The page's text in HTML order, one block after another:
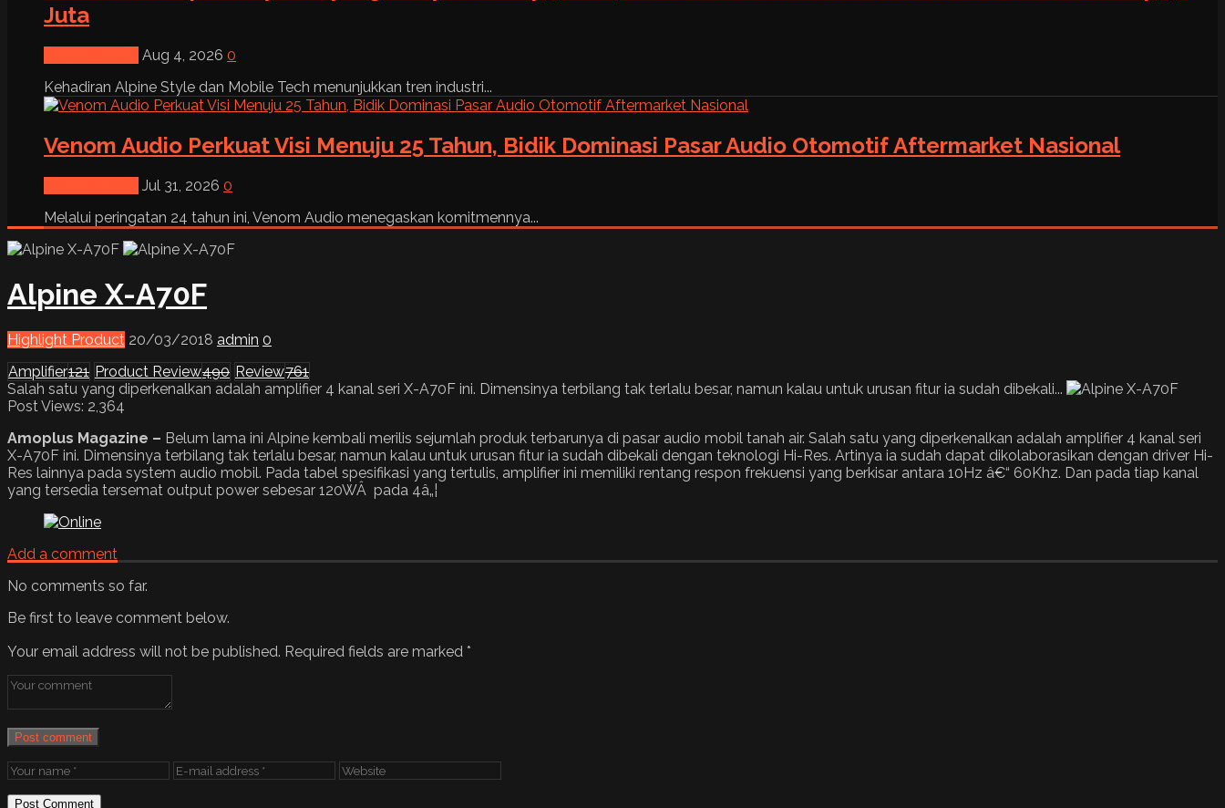
Juta
Aug 4, 2026 0
Kehadiran Alpine Style dan Mobile Tech menunjukkan tren industri...
Venom Audio Perkuat Visi Menuju 25 Tahun, Bidik Dominasi Pasar Audio Otomotif Aftermarket Nasional
Jul 31, 2026 0
Melalui peringatan 24 tahun ini, Venom Audio menegaskan komitmennya...
Alpine X-A70F
Highlight Product 20/03/2018 admin 0
Amplifier121 Product Review490 Review761
Salah satu yang diperkenalkan adalah amplifier 4 kanal seri X-A70F ini. Dimensinya terbilang tak terlalu besar, namun kalau untuk urusan fitur ia sudah dibekali...
Post Views: 2,364
Amoplus Magazine – Belum lama ini Alpine kembali merilis sejumlah produk terbarunya di pasar audio mobil tanah air. Salah satu yang diperkenalkan adalah amplifier 4 kanal seri
X-A70F ini. Dimensinya terbilang tak terlalu besar, namun kalau untuk urusan fitur ia sudah dibekali dengan teknologi Hi-Res. Artinya ia sudah dapat dikolaborasikan dengan driver Hi-
Res lainnya pada system audio mobil. Pada tabel spesifikasi yang tertulis, amplifier ini memiliki rentang respon frekuensi yang berkisar antara 10Hz â€“ 60Khz. Dan pada tiap kanal
yang tersedia tersemat output power sebesar 120WÂ pada 4â„¦
Add a comment
No comments so far.
Be first to leave comment below.
Your email address will not be published. Required fields are marked *
Post comment